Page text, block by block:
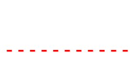
- - - - - - - - - -